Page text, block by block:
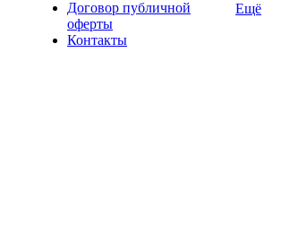
Договор публичной
оферты
Контакты
Ещё